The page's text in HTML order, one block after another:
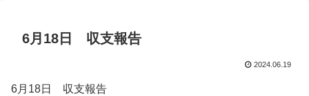
6月18日 収支報告
2024.06.19
6月18日 収支報告